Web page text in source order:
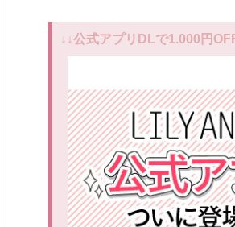
↓↓公式アプリDLで1.000円